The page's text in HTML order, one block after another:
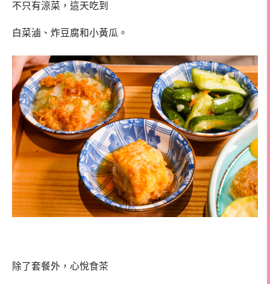
不只有涼菜，這天吃到
白菜滷、炸豆腐和小黃瓜。
除了套餐外，心悅食茶